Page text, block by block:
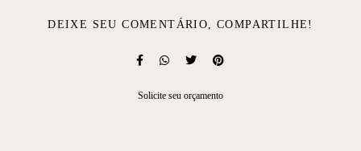
DEIXE SEU COMENTÁRIO, COMPARTILHE!
Solicite seu orçamento